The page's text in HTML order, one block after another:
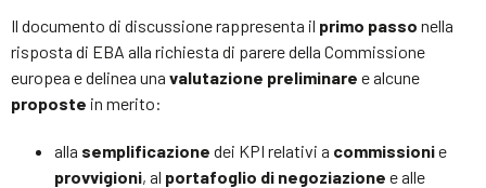
Il documento di discussione rappresenta il primo passo nella
risposta di EBA alla richiesta di parere della Commissione
europea e delinea una valutazione preliminare e alcune
proposte in merito:
alla semplificazione dei KPI relativi a commissionie
provvigioni, al portafoglio di negoziazione e alle